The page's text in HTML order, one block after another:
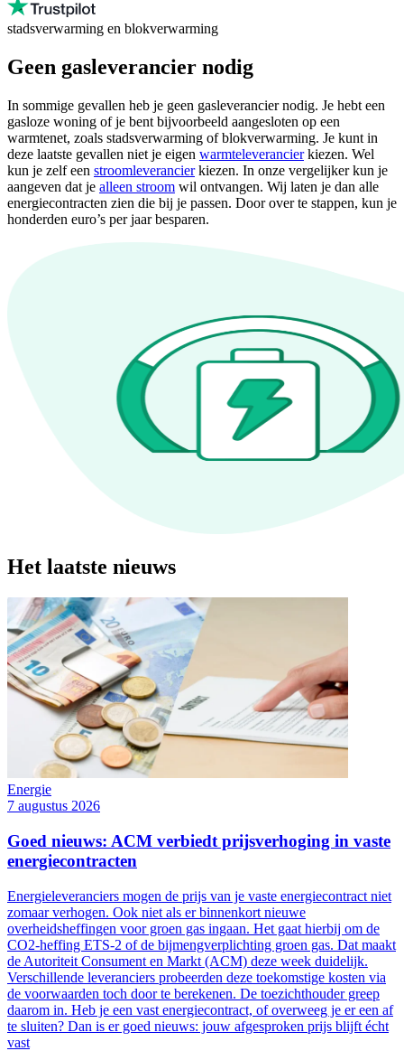
stadsverwarming en blokverwarming
Geen gasleverancier nodig
In sommige gevallen heb je geen gasleverancier nodig. Je hebt een
gasloze woning of je bent bijvoorbeeld aangesloten op een
warmtenet, zoals stadsverwarming of blokverwarming. Je kunt in
deze laatste gevallen niet je eigen warmteleverancierkiezen. Wel
kun je zelf een stroomleverancierkiezen. In onze vergelijker kun je
aangeven dat je alleen stroom wil ontvangen. Wij laten je dan alle
energiecontracten zien die bij je passen. Door over te stappen, kun je
honderden euro’s per jaar besparen.
Het laatste nieuws
Energie
7 augustus 2026
Goed nieuws: ACM verbiedt prijsverhoging in vaste
energiecontracten
Energieleveranciers mogen de prijs van je vaste energiecontract niet
zomaar verhogen. Ook niet als er binnenkort nieuwe
overheidsheffingen voor groen gas ingaan. Het gaat hierbij om de
CO2-heffing ETS-2 of de bijmengverplichting groen gas. Dat maakt
de Autoriteit Consument en Markt (ACM) deze week duidelijk.
Verschillende leveranciers probeerden deze toekomstige kosten via
de voorwaarden toch door te berekenen. De toezichthouder greep
daarom in. Heb je een vast energiecontract, of overweeg je er een af
te sluiten? Dan is er goed nieuws: jouw afgesproken prijs blijft écht
vast